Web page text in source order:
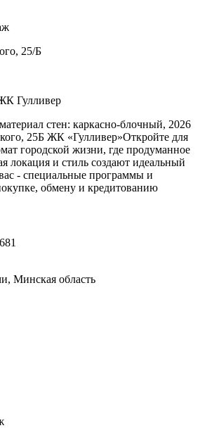
25/Б
Гулливер
стен: каркасно-блочный, 2026
25Б ЖК «Гулливер»Откройте для
городской жизни, где продуманное
локация и стиль создают идеальный
- специальные программы и
обмену и кредитованию
Минская область